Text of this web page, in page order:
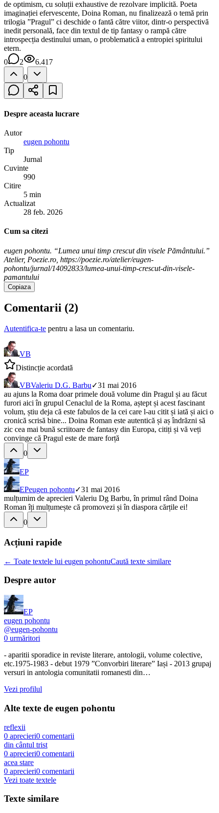
de optimism, cu soluții exhaustive de rezolvare implicită. Poeta
imaginației efervescente, Doina Roman, nu finalizează o temă prin
trilogia ”Pragul” ci deschide o fantă către viitor, dintr-o perspectivă
inedit personală, face din textul de tip fantasy o rampă către
introspecția destinului uman, o problematică a entropiei spiritului
etern.
0
2
6.417
0
Despre aceasta lucrare
Autor
eugen pohontu
Tip
Jurnal
Cuvinte
990
Citire
5 min
Actualizat
28 feb. 2026
Cum sa citezi
eugen pohontu. “Lumea unui timp crescut din visele Pământului.”
Atelier, Poezie.ro, https://poezie.ro/atelier/eugen-
pohontu/jurnal/14092833/lumea-unui-timp-crescut-din-visele-
pamantului
Copiaza
Comentarii (2)
Autentifica-te pentru a lasa un comentariu.
VB
Distincție acordată
VBValeriu D.G. Barbu✓31 mai 2016
au ajuns la Roma doar primele două volume din Pragul și au făcut
furori aici în grupul Cenaclul de la Roma, aștept și acest fascinant
volum, știu deja că este fabulos de la cei care l-au citit și iată și aici o
cronică scrisă bine... Doina Roman este autentică și aș îndrăzni să
zic cea mai bună scriitoare de fantasy din Europa, citiți și vă veți
convinge că Pragul este de mare forță
0
EP
EPeugen pohontu✓31 mai 2016
mulțumim de aprecieri Valeriu Dg Barbu, în primul rând Doina
Roman îți mulțumește că promovezi și în diaspora cărțile ei!
0
Acțiuni rapide
← Toate textele lui eugen pohontuCaută texte similare
Despre autor
EP
eugen pohontu
@eugen-pohontu
0 urmăritori
- aparitii sporadice in reviste literare, antologii, volume colective,
etc.1975-1983 - debut 1979 ”Convorbiri literare” Iași - 2013 grupaj
versuri in antologia comunitatii romanesti din…
Vezi profilul
Alte texte de eugen pohontu
reflexii
0 aprecieri0 comentarii
din cântul trist
0 aprecieri0 comentarii
acea stare
0 aprecieri0 comentarii
Vezi toate textele
Texte similare